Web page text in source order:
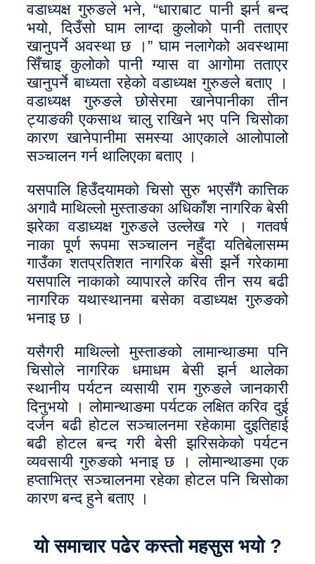
वडाध्यक्ष गुरुङले भने, “धाराबाट पानी झर्न बन्द
भयो, दिउँसो घाम लाग्दा कुलोको पानी तताएर
खानुपर्ने अवस्था छ ।” घाम नलागेको अवस्थामा
सिँचाइ कुलोको पानी ग्यास वा आगोमा तताएर
खानुपर्ने बाध्यता रहेको वडाध्यक्ष गुरुङले बताए ।
वडाध्यक्ष गुरुङले छोसेरमा खानेपानीका तीन
ट्याङकी एकसाथ चालु राखिने भए पनि चिसोका
कारण खानेपानीमा समस्या आएकाले आलोपालो
सञ्चालन गर्न थालिएका बताए ।
यसपालि हिउँदयामको चिसो सुरु भएसँगै कात्तिक
अगावै माथिल्लो मुस्ताङका अधिकाँश नागरिक बेसी
झरेका वडाध्यक्ष गुरुङले उल्लेख गरे । गतवर्ष
नाका पूर्ण रूपमा सञ्चालन नहुँदा यतिबेलासम्म
गाउँका शतप्रतिशत नागरिक बेसी झर्ने गरेकामा
यसपालि नाकाको व्यापारले करिव तीन सय बढी
नागरिक यथास्थानमा बसेका वडाध्यक्ष गुरुङको
भनाइ छ ।
यसैगरी माथिल्लो मुस्ताङको लामान्थाङमा पनि
चिसोले नागरिक धमाधम बेसी झर्न थालेका
स्थानीय पर्यटन व्यसायी राम गुरुङले जानकारी
दिनुभयो । लोमान्थाङमा पर्यटक लक्षित करिव दुई
दर्जन बढी होटल सञ्चालनमा रहेकामा दुइतिहाई
बढी होटल बन्द गरी बेसी झरिसकेको पर्यटन
व्यवसायी गुरुङको भनाइ छ । लोमान्थाङमा एक
हप्ताभित्र सञ्चालनमा रहेका होटल पनि चिसोका
कारण बन्द हुने बताए ।
यो समाचार पढेर कस्तो महसुस भयो ?